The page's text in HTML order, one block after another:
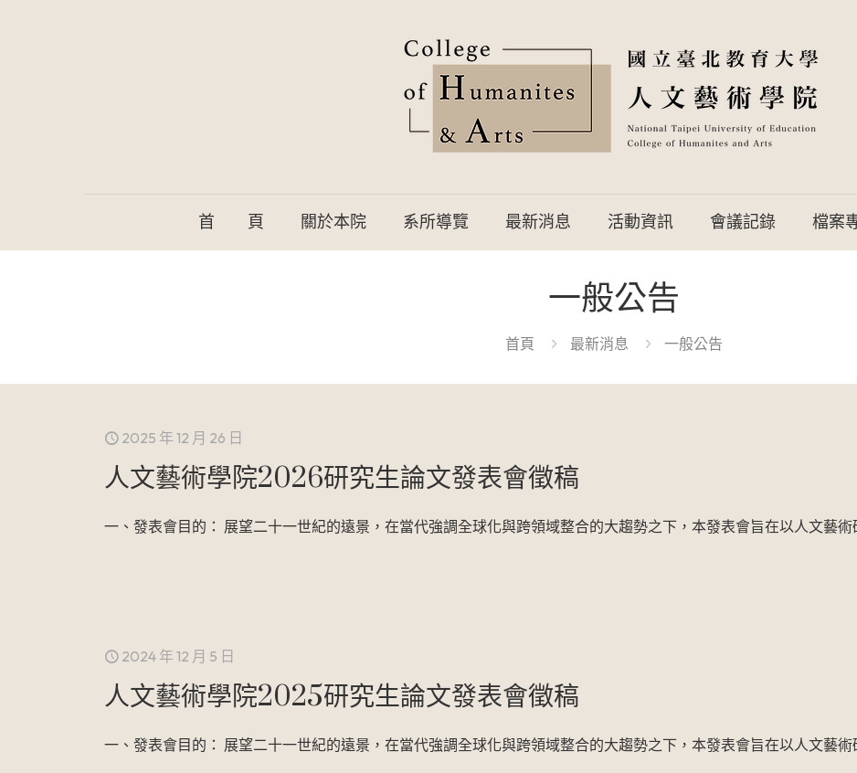
首 頁 關於本院 系所導覽 最新消息 活動資訊 會議記錄 檔案
一般公告
首頁 最新消息 一般公告
2025 年 12 月 26 日
人文藝術學院2026研究生論文發表會徵稿
一、發表會目的： 展望二十一世紀的遠景，在當代強調全球化與跨領域整合的大趨勢之下，本發表會旨在以人文藝
2024 年 12 月 5 日
人文藝術學院2025研究生論文發表會徵稿
一、發表會目的： 展望二十一世紀的遠景，在當代強調全球化與跨領域整合的大趨勢之下，本發表會旨在以人文藝